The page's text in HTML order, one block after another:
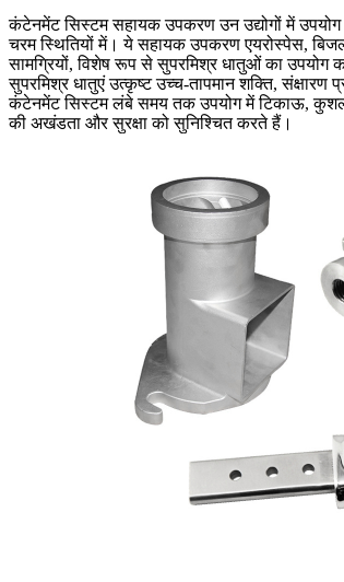
कंटेनमेंट सिस्टम सहायक उपकरण उन उद्योगों में
चरम स्थितियों में। ये सहायक उपकरण एयरोस्पेस,
सामग्रियों, विशेष रूप से सुपरमिश्र धातुओं का उपयोग
सुपरमिश्र धातुएं उत्कृष्ट उच्च-तापमान शक्ति,
कंटेनमेंट सिस्टम लंबे समय तक उपयोग में टिकाऊ, कुशल
की अखंडता और सुरक्षा को सुनिश्चित करते हैं।